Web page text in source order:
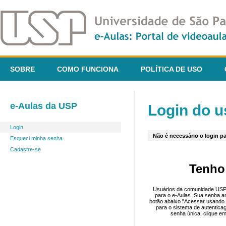
SOBRE COMO FUNCIONA POLÍTICA DE USO
e-Aulas da USP
Login
Esqueci minha senha
Cadastre-se
Login do
Não é necessário o login
Usuários da comunidade
para o e-Aulas. Sua senha
botão abaixo "Acessar
para o sistema de
senha única, clique